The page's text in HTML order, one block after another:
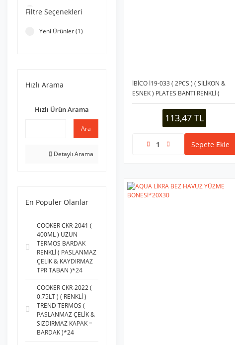
SEA&SUN (4)
HOT POWER (1)
Filtre Seçenekleri
Yeni Ürünler (1)
Hızlı Arama
Hızlı Ürün Arama
Ara
Detaylı Arama
En Populer Olanlar
COOKER CKR-2041 (
400ML ) UZUN
TERMOS BARDAK
RENKLİ ( PASLANMAZ
ÇELİK & KAYDIRMAZ
TPR TABAN )*24
COOKER CKR-2022 (
0.75LT ) ( RENKLİ )
TREND TERMOS (
PASLANMAZ ÇELİK &
SIZDIRMAZ KAPAK =
BARDAK )*24
İBİCO İ19-033 ( 2PCS ) ( SİLİKON &
ESNEK ) PLATES BANTI RENKLİ (
90CM ) ( BANDI )*100
113,47 TL
Sepete Ekle